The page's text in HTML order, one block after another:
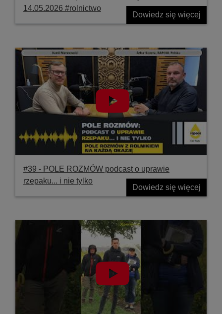
14.05.2026 #rolnictwo
Dowiedz się więcej
#39 ‐ POLE ROZMÓW podcast o uprawie
rzepaku... i nie tylko
Dowiedz się więcej